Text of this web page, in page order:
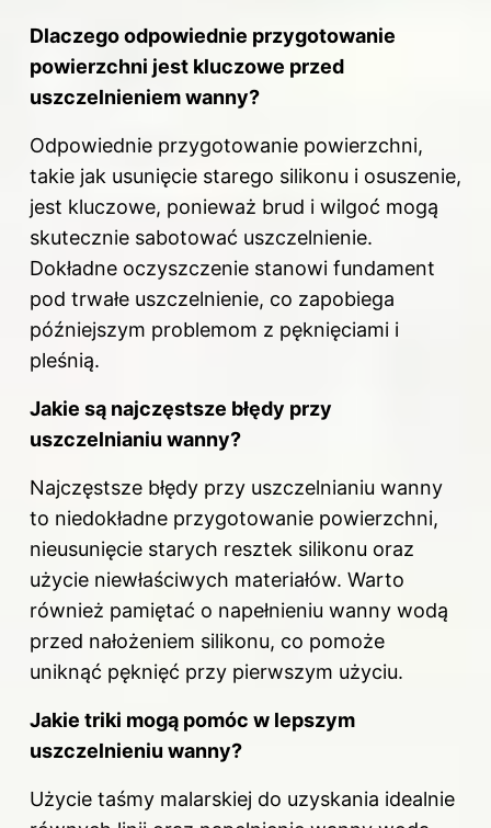
Dlaczego odpowiednie przygotowanie
powierzchni jest kluczowe przed
uszczelnieniem wanny?
Odpowiednie przygotowanie powierzchni,
takie jak usunięcie starego silikonu i osuszenie,
jest kluczowe, ponieważ brud i wilgoć mogą
skutecznie sabotować uszczelnienie.
Dokładne oczyszczenie stanowi fundament
pod trwałe uszczelnienie, co zapobiega
późniejszym problemom z pęknięciami i
pleśnią.
Jakie są najczęstsze błędy przy
uszczelnianiu wanny?
Najczęstsze błędy przy uszczelnianiu wanny
to niedokładne przygotowanie powierzchni,
nieusunięcie starych resztek silikonu oraz
użycie niewłaściwych materiałów. Warto
również pamiętać o napełnieniu wanny wodą
przed nałożeniem silikonu, co pomoże
uniknąć pęknięć przy pierwszym użyciu.
Jakie triki mogą pomóc w lepszym
uszczelnieniu wanny?
Użycie taśmy malarskiej do uzyskania idealnie